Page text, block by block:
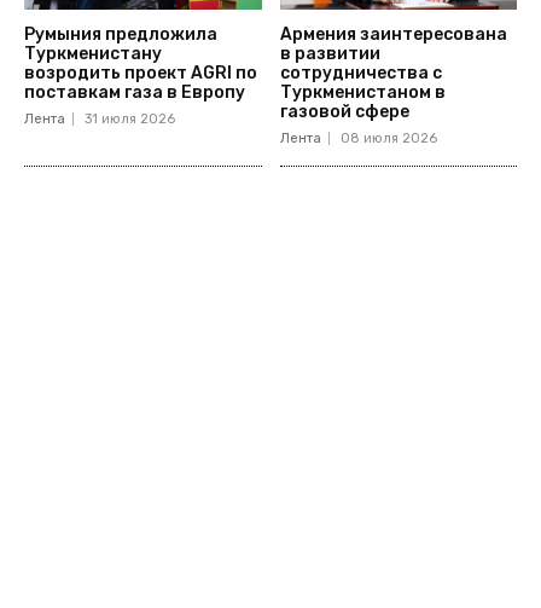
Румыния предложила
Туркменистану
возродить проект AGRI по
поставкам газа в Европу
Лента 31 июля 2026
Армения заинтересована
в развитии
сотрудничества с
Туркменистаном в
газовой сфере
Лента 08 июля 2026